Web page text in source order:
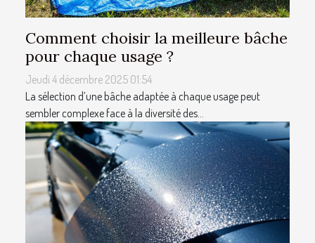
Comment choisir la meilleure bâche
pour chaque usage ?
Jeudi 4 décembre 2025 01:54
La sélection d’une bâche adaptée à chaque usage peut
sembler complexe face à la diversité des...